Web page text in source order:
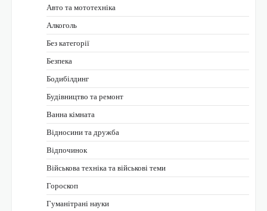
Авто та мототехніка
Алкоголь
Без категорії
Безпека
Бодибілдинг
Будівництво та ремонт
Ванна кімната
Відносини та дружба
Відпочинок
Військова техніка та військові теми
Гороскоп
Гуманітрані науки